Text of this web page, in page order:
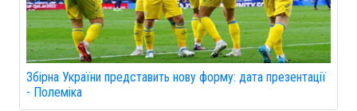
Збірна України представить нову форму: дата презентації
- Полеміка